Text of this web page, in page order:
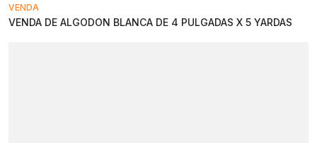
VENDA
VENDA DE ALGODON BLANCA DE 4 PULGADAS X 5 YARDAS